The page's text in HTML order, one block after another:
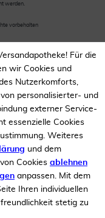
werden.
vorbehalten
Für die
wir Cookies und
Nutzerkomforts,
personalisierter- und
externer Service-
essenzielle Cookies
Weiteres
und dem
Cookies ablehnen
anpassen. Mit dem
Ihren individuellen
stetig zu